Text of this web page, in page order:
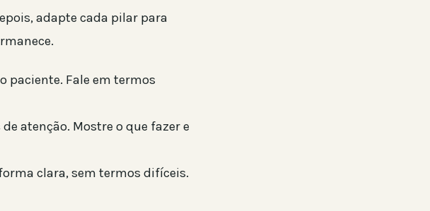
adapte cada pilar para
paciente. Fale em termos
atenção. Mostre o que fazer e
clara, sem termos difíceis.